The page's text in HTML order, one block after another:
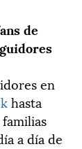
de
en
hasta
a día de